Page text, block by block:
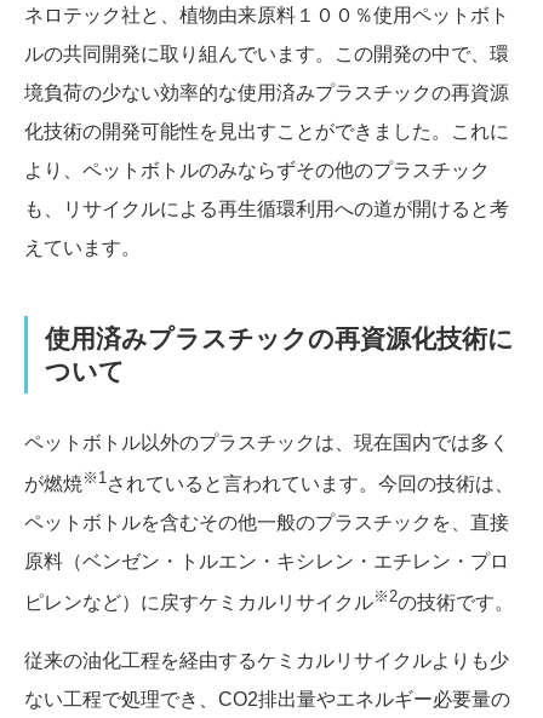
ネロテック社と、植物由来原料１００％使用ペットボト
ルの共同開発に取り組んでいます。この開発の中で、環
境負荷の少ない効率的な使用済みプラスチックの再資源
化技術の開発可能性を見出すことができました。これに
より、ペットボトルのみならずその他のプラスチック
も、リサイクルによる再生循環利用への道が開けると考
えています。
使用済みプラスチックの再資源化技術に
ついて
ペットボトル以外のプラスチックは、現在国内では多く
が燃焼 ※1 されていると言われています。今回の技術は、
ペットボトルを含むその他一般のプラスチックを、直接
原料（ベンゼン・トルエン・キシレン・エチレン・プロ
ピレンなど）に戻すケミカルリサイクル※2の技術です。
従来の油化工程を経由するケミカルリサイクルよりも少
ない工程で処理でき、CO2排出量やエネルギー必要量の